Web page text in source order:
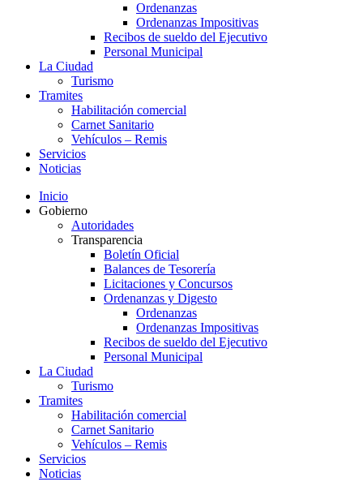
Ordenanzas
Ordenanzas Impositivas
Recibos de sueldo del Ejecutivo
Personal Municipal
La Ciudad
Turismo
Tramites
Habilitación comercial
Carnet Sanitario
Vehículos – Remis
Servicios
Noticias
Inicio
Gobierno
Autoridades
Transparencia
Boletín Oficial
Balances de Tesorería
Licitaciones y Concursos
Ordenanzas y Digesto
Ordenanzas
Ordenanzas Impositivas
Recibos de sueldo del Ejecutivo
Personal Municipal
La Ciudad
Turismo
Tramites
Habilitación comercial
Carnet Sanitario
Vehículos – Remis
Servicios
Noticias